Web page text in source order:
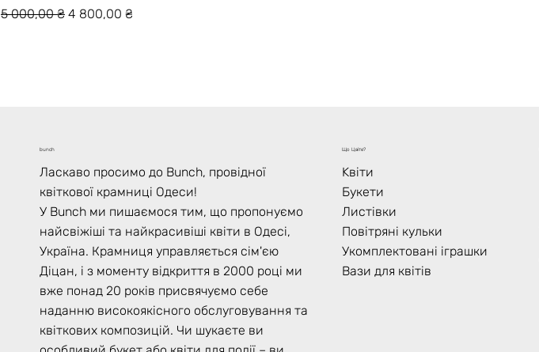
Звичайна ціна
5 000,00 ₴ За розпродажем
4 800,00 ₴
bunch
Ласкаво просимо до Bunch, провідної
квіткової крамниці Одеси!
У Bunch ми пишаємося тим, що пропонуємо
найсвіжіші та найкрасивіші квіти в Одесі,
Україна. Крамниця управляється сім'єю
Діцан, і з моменту відкриття в 2000 році ми
вже понад 20 років присвячуємо себе
наданню високоякісного обслуговування та
квіткових композицій. Чи шукаєте ви
Що Цвіте?
Kвіти
Букети
Листівки
Повітряні кульки
Укомплектовані іграшки
Вази для квітів